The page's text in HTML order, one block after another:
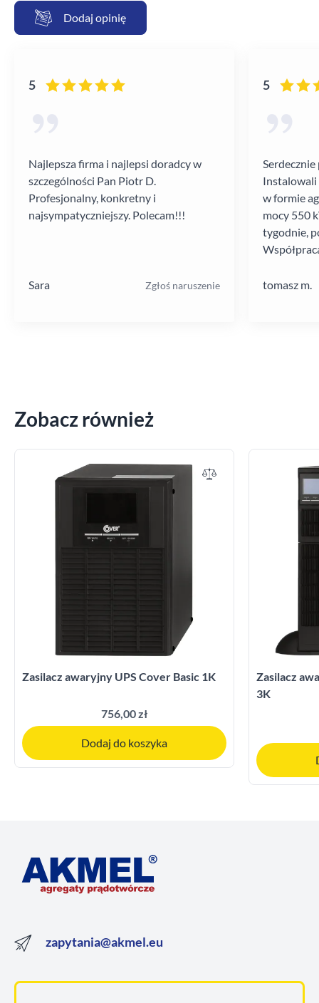
Dodaj opinię
5
Najlepsza firma i najlepsi doradcy w
szczególności Pan Piotr D.
Profesjonalny, konkretny i
najsympatyczniejszy. Polecam!!!
Sara Zgłoś naruszenie
5
Instalowali
w formie
mocy 550
tygodnie,
tomasz m.
Zobacz również
Zasilacz awaryjny UPS Cover Basic 1K
756,00 zł
Dodaj do koszyka
Zasilacz
3K
zapytania@akmel.eu